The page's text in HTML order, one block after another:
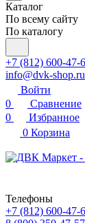
Каталог
По всему сайту
По каталогу
+7 (812) 600-47-
info@dvk-shop.ru
Войти
0
Сравнение
0
Избранное
0 Корзина
Телефоны
+7 (812) 600-47-